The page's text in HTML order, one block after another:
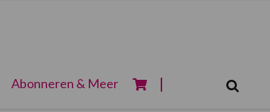
Abonneren & Meer